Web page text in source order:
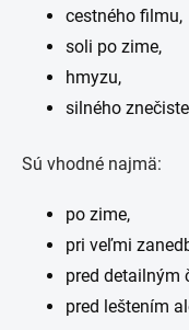
cestného filmu,
soli po zime,
hmyzu,
silného
Sú vhodné najmä:
po zime,
pri veľmi
pred detailným
pred leštením